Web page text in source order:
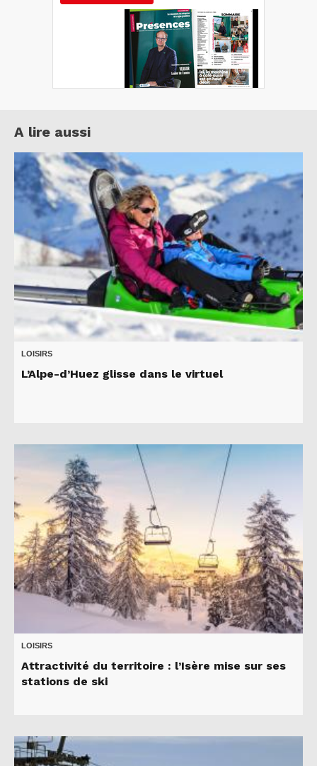
A lire aussi
LOISIRS
L’Alpe-d’Huez glisse dans le virtuel
LOISIRS
Attractivité du territoire : l’Isère mise sur ses
stations de ski